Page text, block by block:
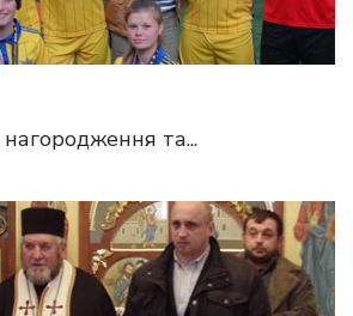
нагородження та...